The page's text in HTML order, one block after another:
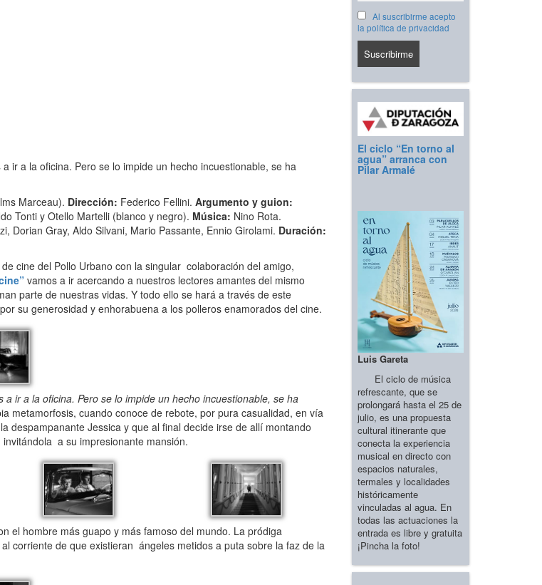
ir a la oficina. Pero se lo impide un hecho incuestionable, se ha
Marceau). Dirección: Federico Fellini. Argumento y guion:
Tonti y Otello Martelli (blanco y negro). Música: Nino Rota.
Dorian Gray, Aldo Silvani, Mario Passante, Ennio Girolami. Duración:
cine del Pollo Urbano con la singular colaboración del amigo,
vamos a ir acercando a nuestros lectores amantes del mismo
parte de nuestras vidas. Y todo ello se hará a través de este
su generosidad y enhorabuena a los polleros enamorados del cine.
ir a la oficina. Pero se lo impide un hecho incuestionable, se ha
metamorfosis, cuando conoce de rebote, por pura casualidad, en vía
despampanante Jessica y que al final decide irse de allí montando
a su impresionante mansión.
el hombre más guapo y más famoso del mundo. La pródiga
corriente de que existieran ángeles metidos a puta sobre la faz de la
Al suscribirme acepto
la política de privacidad
El ciclo “En torno al
agua” arranca con
Pilar Armalé
Luis Gareta
El ciclo de música
refrescante, que se
prolongará hasta el 25 de
julio, es una propuesta
cultural itinerante que
conecta la experiencia
musical en directo con
espacios naturales,
termales y localidades
históricamente
vinculadas al agua. En
todas las actuaciones la
entrada es libre y gratuita
¡Pincha la foto!